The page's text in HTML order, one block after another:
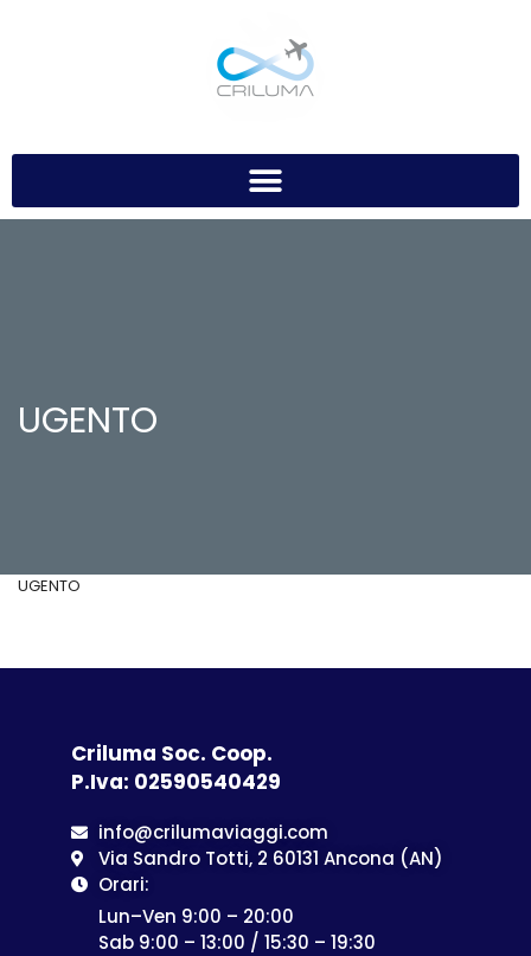
UGENTO
UGENTO
Criluma Soc. Coop.
P.Iva: 02590540429
info@crilumaviaggi.com
Via Sandro Totti, 2 60131 Ancona (AN)
Orari:
Lun–Ven 9:00 – 20:00
Sab 9:00 – 13:00 / 15:30 – 19:30